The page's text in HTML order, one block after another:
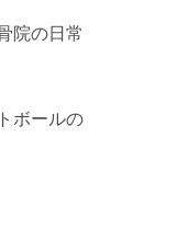
院の日常
ボールの